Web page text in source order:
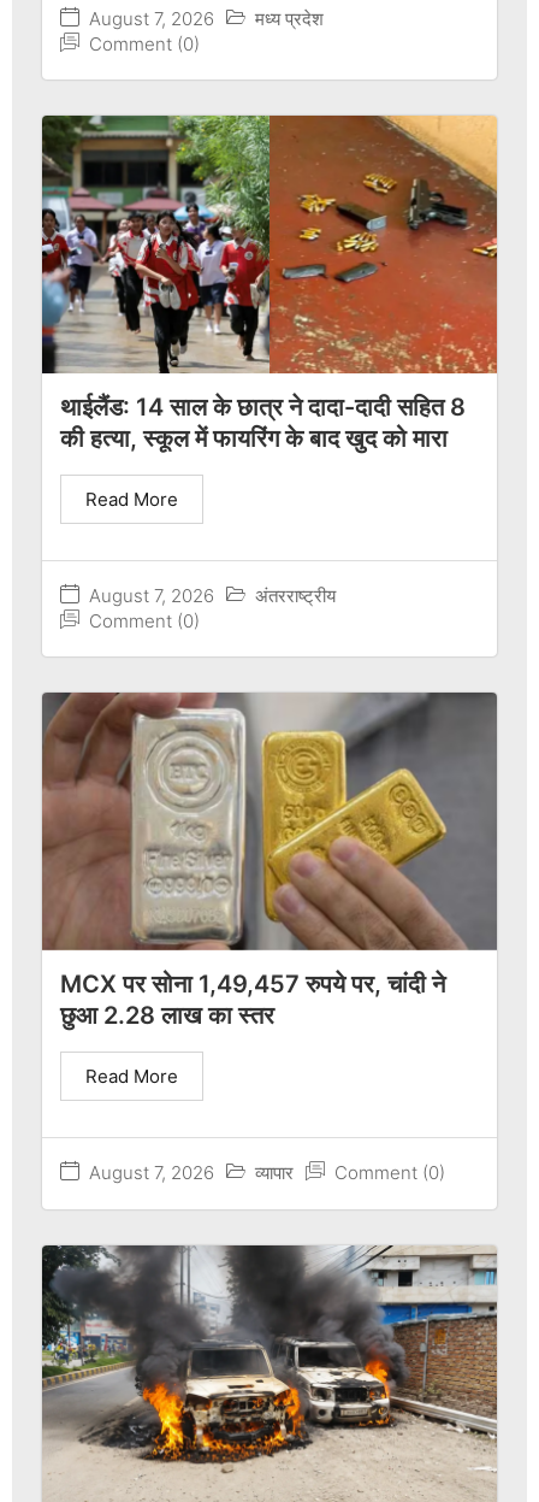
August 7, 2026
मध्य प्रदेश
Comment (0)
थाईलैंड: 14 साल के छात्र ने दादा-दादी सहित 8
की हत्या, स्कूल में फायरिंग के बाद खुद को मारा
August 7, 2026
अंतरराष्ट्रीय
Comment (0)
Read More
MCX पर सोना 1,49,457 रुपये पर, चांदी ने
छुआ 2.28 लाख का स्तर
August 7, 2026 व्यापार Comment (0)
Read More